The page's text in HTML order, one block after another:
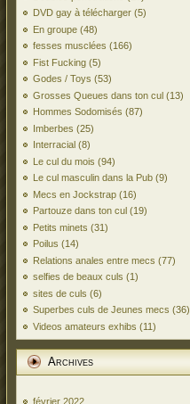
DVD gay à télécharger (5)
En groupe (48)
fesses musclées (166)
Fist Fucking (5)
Godes / Toys (53)
Grosses Queues dans ton cul (13)
Hommes Sodomisés (87)
Imberbes (25)
Interracial (8)
Le cul du mois (94)
Le cul masculin dans la Pub (9)
Mecs en Jockstrap (16)
Partouze dans ton cul (19)
Petits minets (31)
Poilus (14)
Relations anales entre mecs (77)
selfies de beaux culs (1)
sites de culs (6)
Superbes culs de Jeunes mecs (36)
Videos amateurs exhibs (11)
Archives
février 2022